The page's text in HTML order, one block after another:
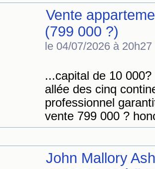
Vente
(799 000 ?)
le 04/07/2026 à 20h27
...capital de 10
allée des cinq
professionnel
vente 799 000 ?
John Mallory